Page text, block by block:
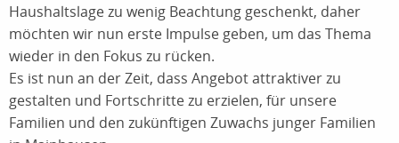
Haushaltslage zu wenig Beachtung geschenkt, daher
möchten wir nun erste Impulse geben, um das Thema
wieder in den Fokus zu rücken.
Es ist nun an der Zeit, dass Angebot attraktiver zu
gestalten und Fortschritte zu erzielen, für unsere
Familien und den zukünftigen Zuwachs junger Familien